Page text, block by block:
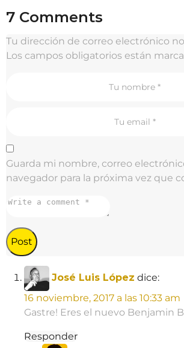
P
a
g
i
n
7 Comments
Tu dirección de correo electrónico
Los campos obligatorios están
Guarda mi nombre, correo
navegador para la próxima vez que
José Luis López dice:
16 noviembre, 2017 a las 10:33 am
Gastre! Eres el nuevo Benjamin
Responder